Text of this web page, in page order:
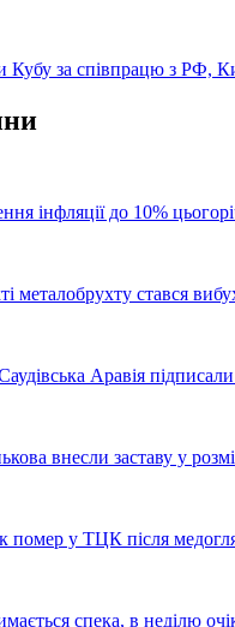
за співпрацю з РФ,
інфляції до 10%
металобрухту стався
Аравія
внесли заставу у
у ТЦК після
спека, в неділю